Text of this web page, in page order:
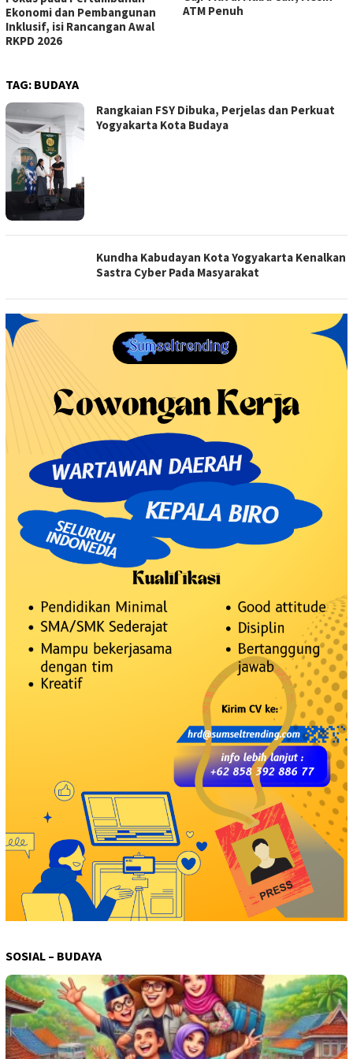
Ekonomi dan Pembangunan
Inklusif, isi Rancangan Awal
RKPD 2026
ATM Penuh
TAG: BUDAYA
Rangkaian FSY Dibuka, Perjelas dan Perkuat
Yogyakarta Kota Budaya
Kundha Kabudayan Kota Yogyakarta Kenalkan
Sastra Cyber Pada Masyarakat
SOSIAL – BUDAYA